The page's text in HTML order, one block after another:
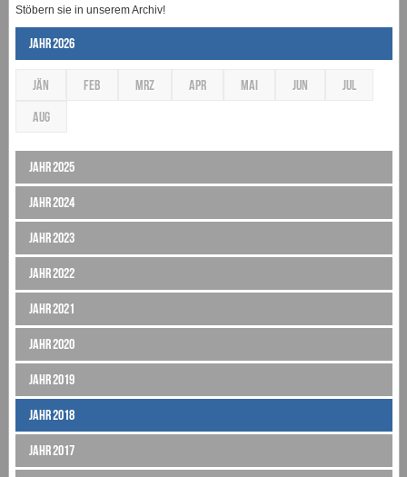
Stöbern sie in unserem Archiv!
Jahr 2026
JÄN FEB MRZ APR MAI JUN JUL
AUG
Jahr 2025
Jahr 2024
Jahr 2023
Jahr 2022
Jahr 2021
Jahr 2020
Jahr 2019
Jahr 2018
Jahr 2017